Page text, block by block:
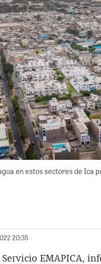
en estos sectores de Ica
20:35
Servicio EMAPICA,